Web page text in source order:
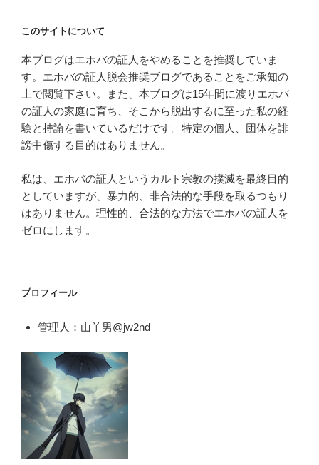
このサイトについて
本ブログはエホバの証人をやめることを推奨していま
す。エホバの証人脱会推奨ブログであることをご承知の
上で閲覧下さい。また、本ブログは15年間に渡りエホバ
の証人の家庭に育ち、そこから脱出するに至った私の経
験と持論を書いているだけです。特定の個人、団体を誹
謗中傷する目的はありません。
私は、エホバの証人というカルト宗教の撲滅を最終目的
としていますが、暴力的、非合法的な手段を取るつもり
はありません。理性的、合法的な方法でエホバの証人を
ゼロにします。
プロフィール
管理人：山羊男@jw2nd